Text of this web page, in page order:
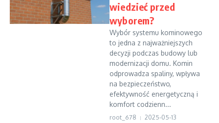
wiedzieć przed
wyborem?
Wybór systemu kominowego
to jedna z najważniejszych
decyzji podczas budowy lub
modernizacji domu. Komin
odprowadza spaliny, wpływa
na bezpieczeństwo,
efektywność energetyczną i
komfort codzienn...
root_678 2025-05-13